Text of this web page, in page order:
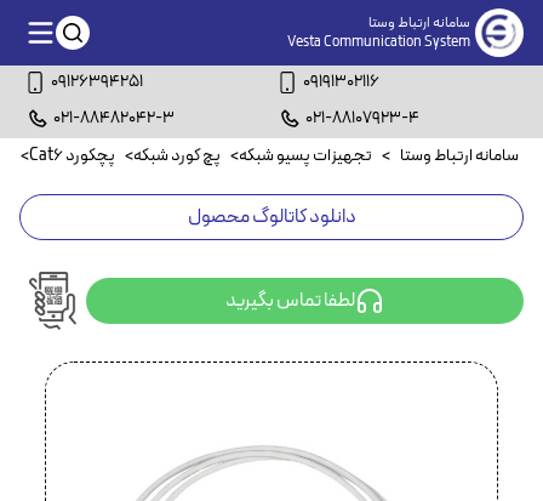
سامانه ارتباط وستا
Vesta Communication System
09126394251
09191302116
021-88482042-3
021-88107923-4
سامانه ارتباط وستا > تجهیزات پسیو شبکه> پچ کورد شبکه> پچکورد Cat6 >
دانلود کاتالوگ محصول
لطفا تماس بگیرید